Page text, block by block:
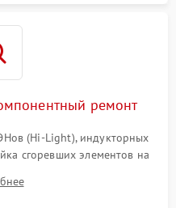
ремонт
(Hi-Light), индукторных
сгоревших элементов на
и замена поврежденной